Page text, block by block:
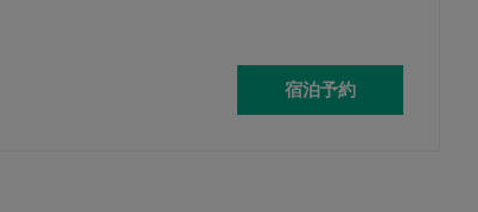
宿泊予約